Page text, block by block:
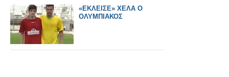
«ΕΚΛΕΙΣΕ» ΧΕΛΑ Ο
ΟΛΥΜΠΙΑΚΟΣ